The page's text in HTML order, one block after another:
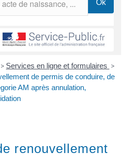
> Services en ligne et formulaires >
de permis de conduire, de
AM après annulation,
renouvellement